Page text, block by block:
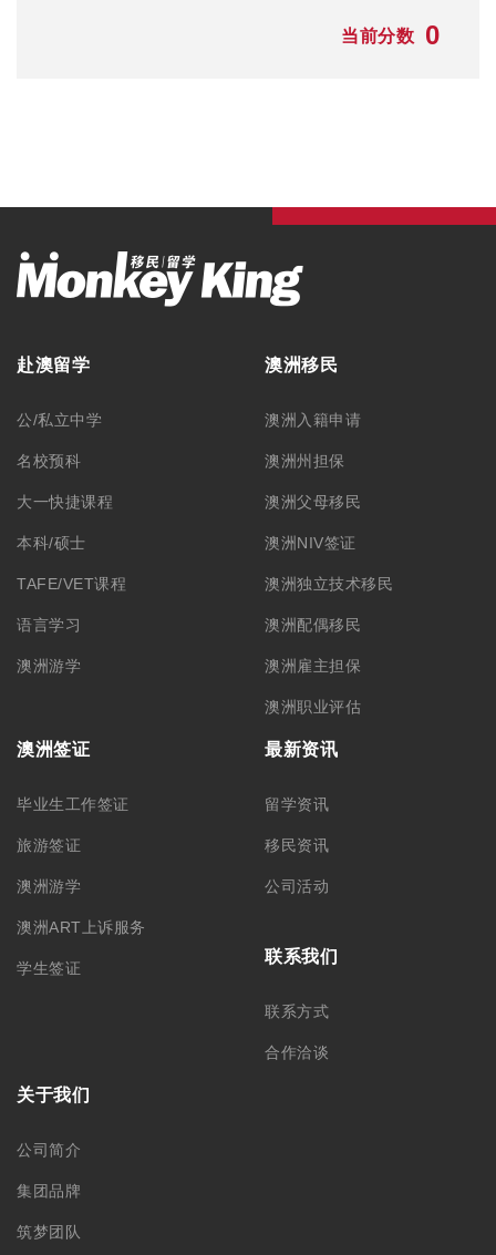
当前分数 0
赴澳留学
公/私立中学
名校预科
大一快捷课程
本科/硕士
TAFE/VET课程
语言学习
澳洲游学
澳洲移民
澳洲入籍申请
澳洲州担保
澳洲父母移民
澳洲NIV签证
澳洲独立技术移民
澳洲配偶移民
澳洲雇主担保
澳洲职业评估
澳洲签证
毕业生工作签证
旅游签证
澳洲游学
澳洲ART上诉服务
学生签证
最新资讯
留学资讯
移民资讯
公司活动
联系我们
联系方式
合作洽谈
关于我们
公司简介
集团品牌
筑梦团队